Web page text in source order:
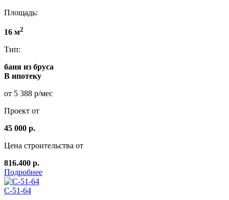
Площадь:
16 м2
Тип:
баня из бруса
В ипотеку
от 5 388 р/мес
Проект от
45 000 р.
Цена строительства от
816.400 р.
Подробнее
C-51-64